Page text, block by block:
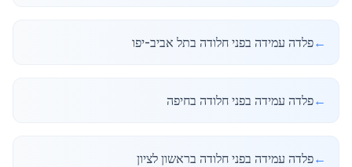
←פלדה עמידה בפני חלודה בתל אביב-יפו
←פלדה עמידה בפני חלודה בחיפה
←פלדה עמידה בפני חלודה בראשון לציון